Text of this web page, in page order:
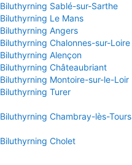
Biluthyrning Sablé-sur-Sarthe
Biluthyrning Le Mans
Biluthyrning Angers
Biluthyrning Chalonnes-sur-Loire
Biluthyrning Alençon
Biluthyrning Châteaubriant
Biluthyrning Montoire-sur-le-Loir
Biluthyrning Turer
Biluthyrning Chambray-lès-Tours
Biluthyrning Cholet